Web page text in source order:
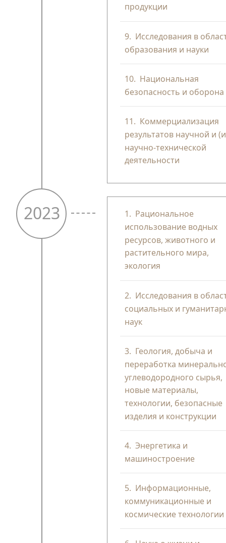
продукции
9. Исследования в
образования и науки
10. Национальная
безопасность и оборона
11. Коммерциализация
результатов научной и
научно-технической
деятельности
2023 1. Рациональное
использование водных
ресурсов, животного и
растительного мира,
экология
2. Исследования в
социальных и
наук
3. Геология, добыча и
переработка
углеводородного сырья,
новые материалы,
технологии, безопасные
изделия и конструкции
4.Энергетика и
машиностроение
5. Информационные,
коммуникационные и
космические технологии